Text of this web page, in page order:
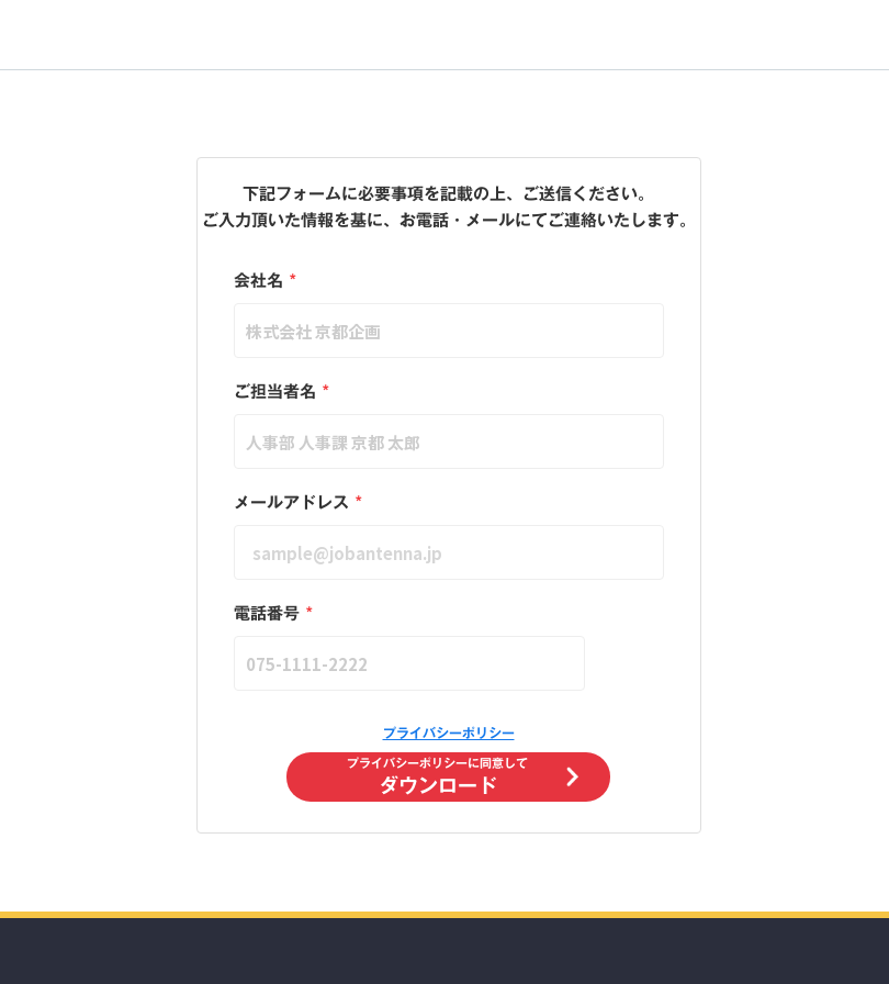
下記フォームに必要事項を記載の上、ご送信ください。
ご入力頂いた情報を基に、お電話・メールにてご連絡いたします。
会社名 *
ご担当者名 *
メールアドレス *
電話番号 *
プライバシーポリシー
プライバシーポリシーに同意して
ダウンロード